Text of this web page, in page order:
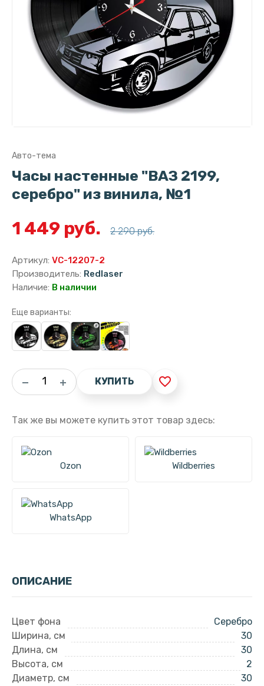
Авто-тема
Часы настенные "ВАЗ 2199,
серебро" из винила, №1
1 449 руб. 2 290 руб.
Артикул: VC-12207-2
Производитель: Redlaser
Наличие: В наличии
Еще варианты:
КУПИТЬ favorite_border
Так же вы можете купить этот товар здесь:
Ozon Wildberries
WhatsApp
ОПИСАНИЕ
Цвет фона
Серебро
Ширина, см
30
Длина, см
30
Высота, см
2
Диаметр, см
30